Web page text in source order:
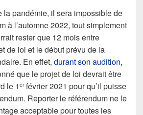
la pandémie, il sera impossible de
à l’automne 2022, tout simplement
rester que 12 mois entre
de loi et le début prévu de la
En effet, durant son audition,
que le projet de loi devrait être
le 1 erfévrier 2021 pour qu’il puisse
Reporter le référendum ne le
acceptable pour toutes les